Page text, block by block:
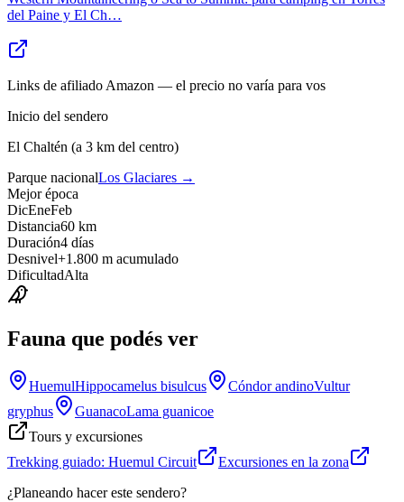
del Paine y El Ch…
Links de afiliado Amazon — el precio no varía para vos
Inicio del sendero
El Chaltén (a 3 km del centro)
Parque nacionalLos Glaciares →
Mejor época
DicEneFeb
Distancia60 km
Duración4 días
Desnivel+1.800 m acumulado
DificultadAlta
Fauna que podés ver
HuemulHippocamelus bisulcus Cóndor andinoVultur
gryphus
GuanacoLama guanicoe
Tours y excursiones
Trekking guiado: Huemul Circuit
Excursiones en la zona
¿Planeando hacer este sendero?